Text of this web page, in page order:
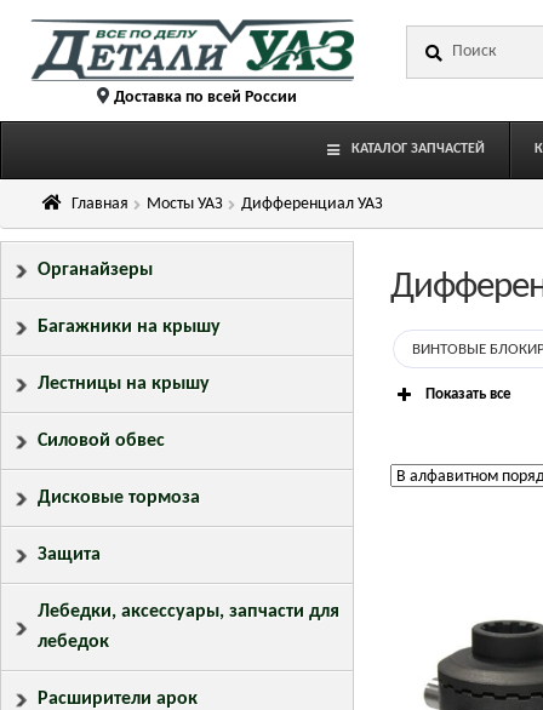
Перейти
Перейти
содержимому Доставка по всей России
КАТАЛОГ ЗАПЧАСТЕЙ
Главная Мосты УАЗ Дифференциал УАЗ
ВИНТОВЫЕ
Показать все
Органайзеры
Багажники на крышу
Лестницы на крышу
Силовой обвес
Дисковые тормоза
Защита
Лебедки, аксессуары, запчасти для
лебедок
Расширители арок